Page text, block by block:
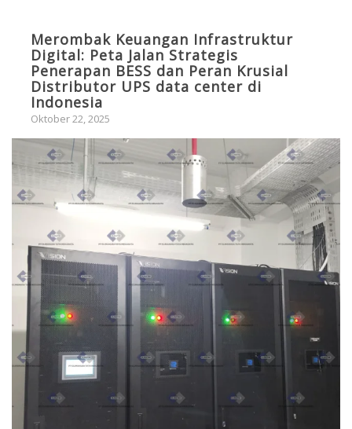
Merombak Keuangan Infrastruktur
Digital: Peta Jalan Strategis
Penerapan BESS dan Peran Krusial
Distributor UPS data center di
Indonesia
Oktober 22, 2025